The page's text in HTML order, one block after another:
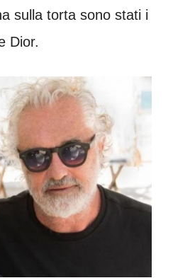
sulla torta sono stati i
Dior.